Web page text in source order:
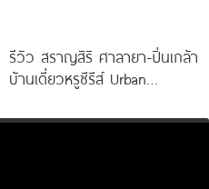
รีวิว สราญสิริ ศาลายา-ปิ่นเกล้า
บ้านเดี่ยวหรูซีรีส์ Urban
Double Volume ทำเลติดถนน